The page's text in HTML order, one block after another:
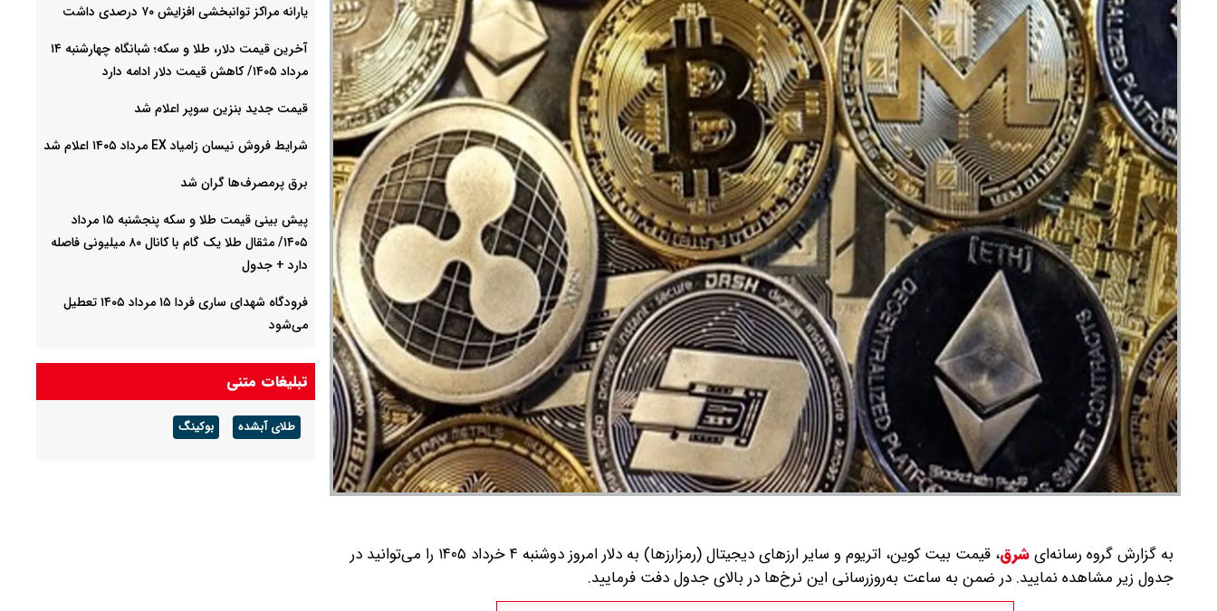
به گزارش گروه رسانه‌ایشرق،
قیمت بیت کوین، اتریوم و سایر ارز‌های دیجیتال (رمزارزها) به دلار امروز دوشنبه ۴ خرداد ۱۴۰۵ را می‌توانید در
جدول زیر مشاهده نمایید. در ضمن به ساعت به‌روز‌رسانی این نرخ‌ها در بالای جدول دفت فرمایید.
یارانه مراکز توانبخشی افزایش ۷۰ درصدی داشت
آخرین قیمت دلار، طلا و سکه؛ شبانگاه چهارشنبه ۱۴
مرداد ۱۴۰۵/ کاهش قیمت دلار ادامه دارد
قیمت جدید بنزین سوپر اعلام شد
شرایط فروش نیسان زامیاد EX مرداد ۱۴۰۵ اعلام شد
برق پرمصرف‌ها گران شد
پیش‌ بینی قیمت طلا و سکه پنجشنبه ۱۵ مرداد
۱۴۰۵/ مثقال طلا یک گام با کانال ۸۰ میلیونی فاصله
دارد + جدول
فرودگاه شهدای ساری فردا ۱۵ مرداد ۱۴۰۵ تعطیل
می‌شود
ارزش سهام عدالت امروز چهارشنبه ۱۴ مرداد ۱۴۰۵
چقدر شد؟+ جدول
تبلیغات متنی
طلای آبشده بوکینگ